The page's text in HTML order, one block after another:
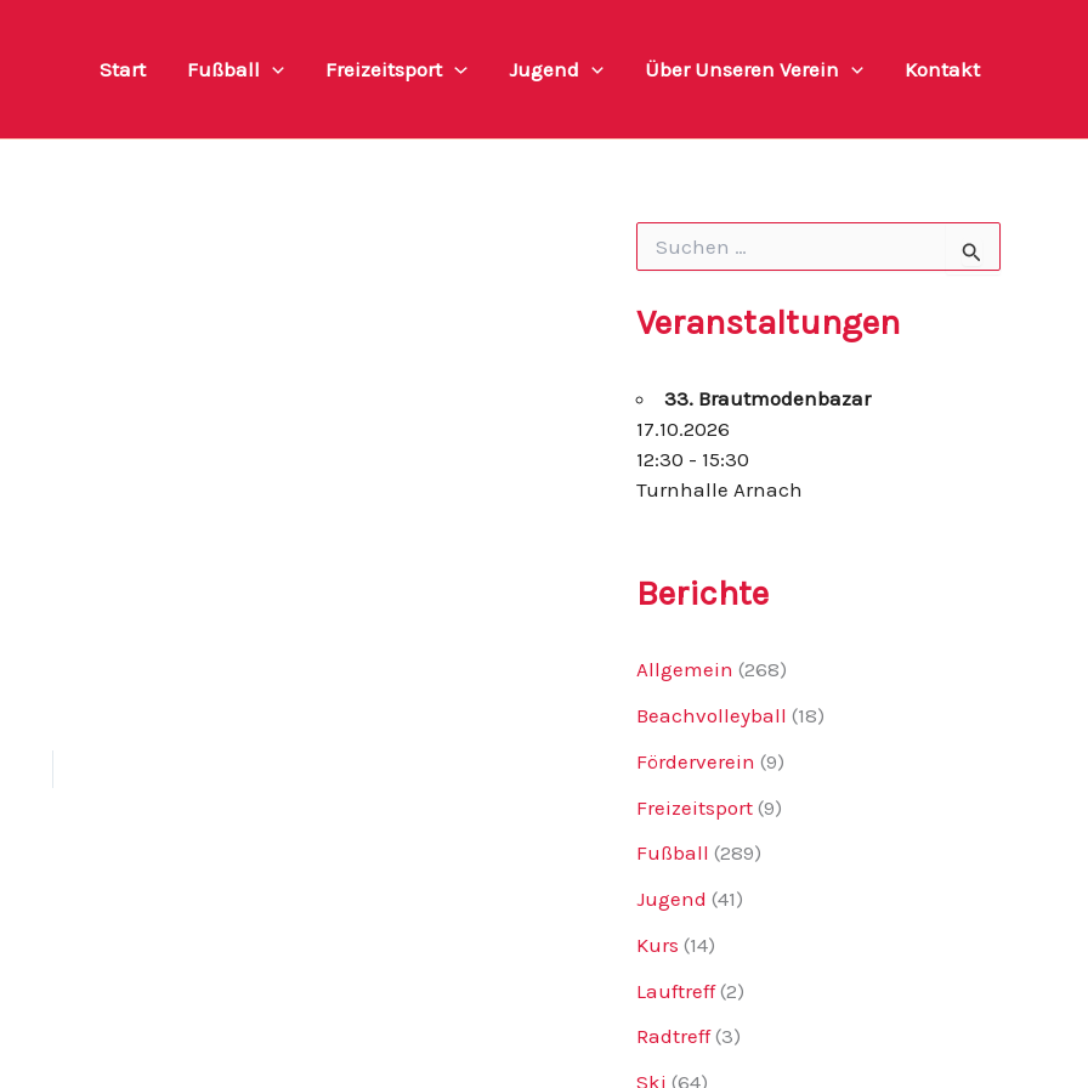
Start Fußball Freizeitsport Jugend Über Unseren Verein Kontakt
h
e
a
c
h
Veranstaltungen
33. Brautmodenbazar
17.10.2026
12:30 - 15:30
Turnhalle Arnach
Berichte
Allgemein (268)
Beachvolleyball (18)
Förderverein (9)
Freizeitsport (9)
Fußball (289)
Jugend (41)
Kurs (14)
Lauftreff(2)
Radtreff(3)
Ski (64)